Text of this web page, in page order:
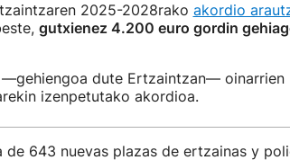
2025-2028rako akordio
gutxienez 4.200 euro gordin
—gehiengoa dute Ertzaintzan— oinarrien
izenpetutako akordioa.
de 643 nuevas plazas de ertzainas y